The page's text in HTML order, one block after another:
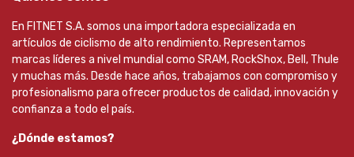
En FITNET S.A. somos una importadora especializada en
artículos de ciclismo de alto rendimiento. Representamos
marcas líderes a nivel mundial como SRAM, RockShox, Bell, Thule
y muchas más. Desde hace años, trabajamos con compromiso y
profesionalismo para ofrecer productos de calidad, innovación y
confianza a todo el país.
¿Dónde estamos?